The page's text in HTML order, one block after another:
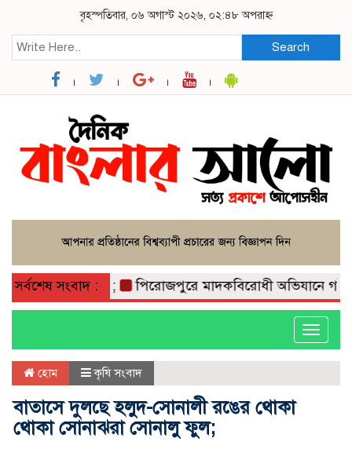
বৃহস্পতিবার, ০৬ অগাস্ট ২০২৬, ০২:৪৮ অপরাহ্ন
Search
সর্বশেষ সংবাদ :
ছেলে খালাস; পিরোজপুরে মাদকবিরোধী অভিযানে
Toggle
হোম কৃষি সংবাদ
বাতাসে দুলছে হলুদ-সোনালী রঙের থোকা
থোকা সোনাঝরা সোনালু ফুল;